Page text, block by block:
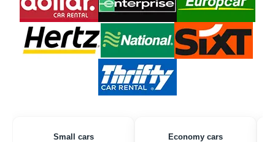
Small cars Economy cars